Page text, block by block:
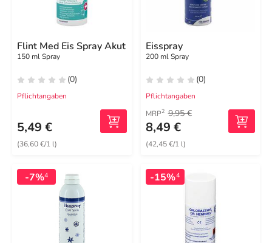
Flint Med Eis Spray Akut
150 ml Spray
(0)
Pflichtangaben
5,49 €
(36,60 €/1 l)
Eisspray
200 ml Spray
(0)
Pflichtangaben
MRP2 9,95 €
8,49 €
(42,45 €/1 l)
-7%4 -15%4